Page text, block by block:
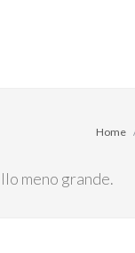
meno grande.
Home